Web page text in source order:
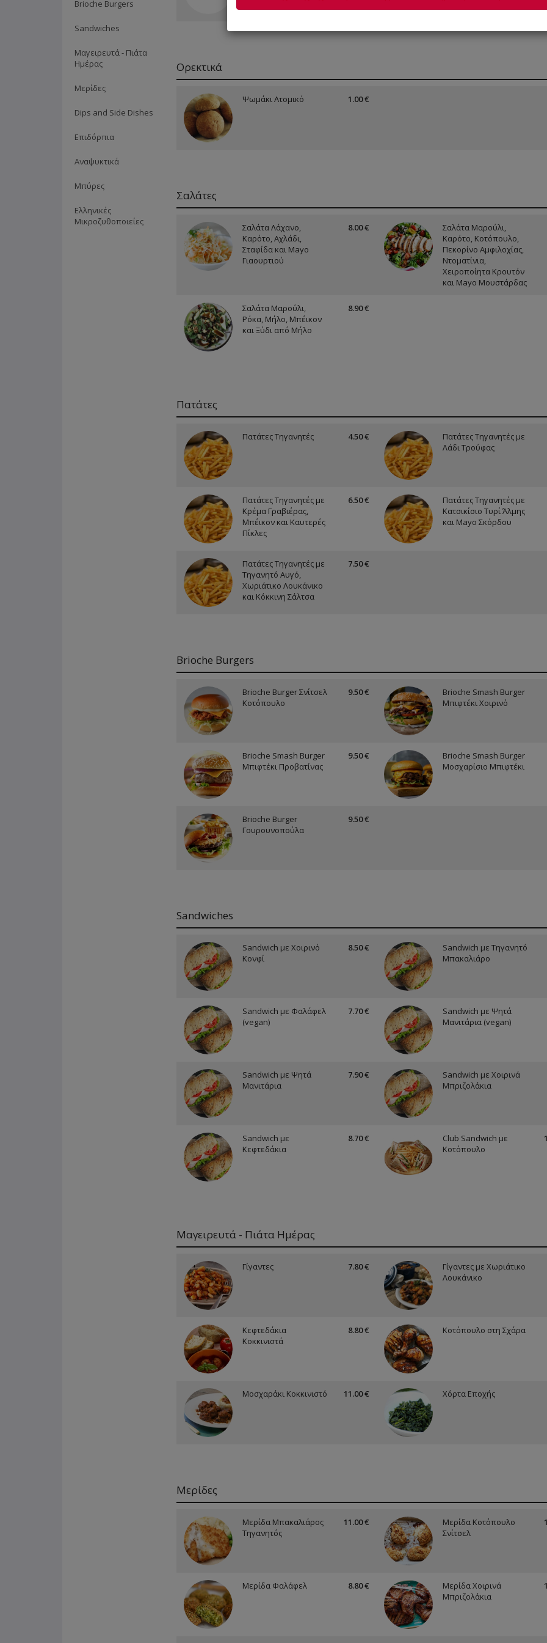
Brioche Burgers
Sandwiches
Μαγειρευτά - Πιάτα
Ημέρας
Μερίδες
Dips and Side Dishes
Επιδόρπια
Αναψυκτικά
Μπύρες
Ελληνικές
Μικροζυθοποιείες
Ορεκτικά
Ψωμάκι Ατομικό 1.00 €
Σαλάτες
Σαλάτα Λάχανο,
Καρότο, Αχλάδι,
Σταφίδα και Mayo
Γιαουρτιού
8.00 €
Σαλάτα Μαρούλι,
Καρότο, Κοτόπουλο,
Πεκορίνο Αμφιλοχίας,
Ντοματίνια,
Χειροποίητα Κρουτόν
και Mayo Μουστάρδας
Σαλάτα Μαρούλι,
Ρόκα, Μήλο, Μπέικον
και Ξύδι από Μήλο
8.90 €
Πατάτες
Πατάτες Τηγανητές 4.50 €
Πατάτες Τηγανητές με
Λάδι Τρούφας
Πατάτες Τηγανητές με
Κρέμα Γραβιέρας,
Μπέικον και Καυτερές
Πίκλες
6.50 €
Πατάτες Τηγανητές με
Κατσικίσιο Τυρί Άλμης
και Mayo Σκόρδου
Πατάτες Τηγανητές με
Τηγανητό Αυγό,
Χωριάτικο Λουκάνικο
και Κόκκινη Σάλτσα
7.50 €
Brioche Burgers
Brioche Burger Σνίτσελ
Κοτόπουλο
9.50 €
Brioche Smash Burger
Μπιφτέκι Χοιρινό
Brioche Smash Burger
Μπιφτέκι Προβατίνας
9.50 €
Brioche Smash Burger
Μοσχαρίσιο Μπιφτέκι
Brioche Burger
Γουρουνοπούλα
9.50 €
Sandwiches
Sandwich με Χοιρινό
Κονφί
8.50 €
Sandwich με Τηγανητό
Μπακαλιάρο
Sandwich με Φαλάφελ
(vegan)
7.70 €
Sandwich με Ψητά
Μανιτάρια (vegan)
Sandwich με Ψητά
Μανιτάρια
7.90 €
Sandwich με Χοιρινά
Μπριζολάκια
Sandwich με
Κεφτεδάκια
8.70 €
Club Sandwich με
Κοτόπουλο
Μαγειρευτά - Πιάτα Ημέρας
Γίγαντες 7.80 €
Γίγαντες με Χωριάτικο
Λουκάνικο
Κεφτεδάκια
Κοκκινιστά
8.80 € Κοτόπουλο στη Σχάρα
Μοσχαράκι Κοκκινιστό 11.00 € Χόρτα Εποχής
Μερίδες
Μερίδα Μπακαλιάρος
Τηγανητός
11.00 €
Μερίδα Κοτόπουλο
Σνίτσελ
Μερίδα Φαλάφελ 8.80 €
Μερίδα Χοιρινά
Μπριζολάκια